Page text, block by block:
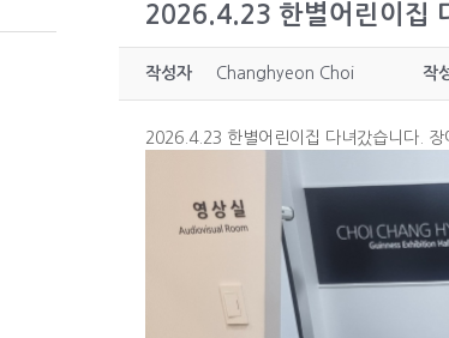
2026.4.23 한별어린이집
작성자 Changhyeon Choi 작
2026.4.23 한별어린이집 다녀갔습니다.